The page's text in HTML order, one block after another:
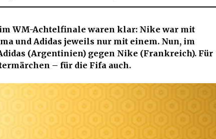
16,
im WM-Achtelfinale waren klar: Nike war mit
und Adidas jeweils nur mit einem. Nun, im
(Argentinien) gegen Nike (Frankreich). Für
– für die Fifa auch.